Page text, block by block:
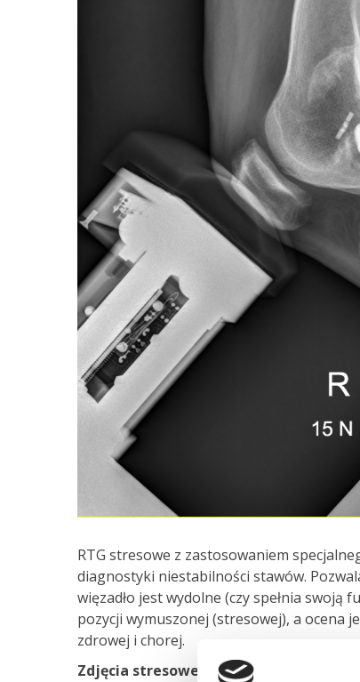
RTG stresowe z zastosowaniem
diagnostyki niestabilności stawów.
więzadło jest wydolne (czy spełnia
pozycji wymuszonej (stresowej), a ocena
zdrowej i chorej.
Zdjęcia stresowe wykonuje się: